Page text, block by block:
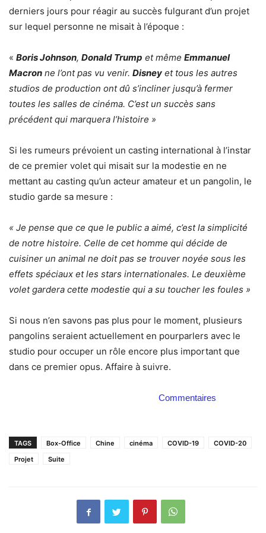
derniers jours pour réagir au succès fulgurant d’un projet
sur lequel personne ne misait à l’époque :
« Boris Johnson, Donald Trump et même Emmanuel
Macron ne l’ont pas vu venir. Disney et tous les autres
studios de production ont dû s’incliner jusqu’à fermer
toutes les salles de cinéma. C’est un succès sans
précédent qui marquera l’histoire »
Si les rumeurs prévoient un casting international à l’instar
de ce premier volet qui misait sur la modestie en ne
mettant au casting qu’un acteur amateur et un pangolin, le
studio garde sa mesure :
« Je pense que ce que le public a aimé, c’est la simplicité
de notre histoire. Celle de cet homme qui décide de
cuisiner un animal ne doit pas se trouver noyée sous les
effets spéciaux et les stars internationales. Le deuxième
volet gardera cette modestie qui a su toucher les foules »
Si nous n’en savons pas plus pour le moment, plusieurs
pangolins seraient actuellement en pourparlers avec le
studio pour occuper un rôle encore plus important que
dans ce premier opus. Affaire à suivre.
Commentaires
TAGS Box-Office Chine cinéma COVID-19
COVID-20
Projet
Suite